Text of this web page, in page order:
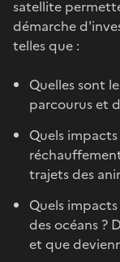
satellite
démarche
telles que :
Quelles sont
parcourus et
Quels
trajets des
Quels
des océans ?
et que